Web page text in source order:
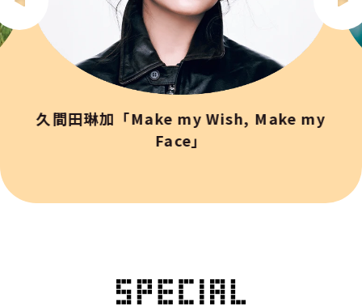
久間田琳加「Make my Wish, Make my
Face」